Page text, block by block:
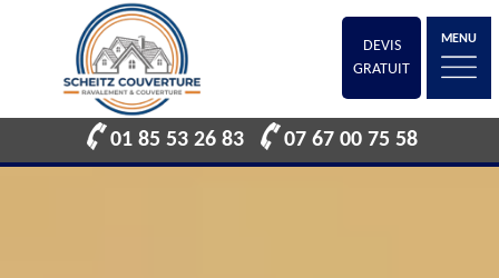
DEVIS
GRATUIT
MENU
01 85 53 26 83 07 67 00 75 58